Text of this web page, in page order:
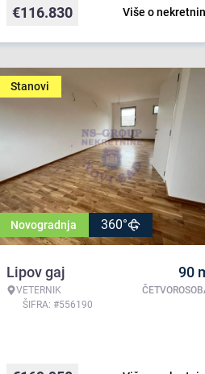
Više o
€116.830
Stanovi
Novogradnja 360°
Lipov gaj
VETERNIK
ŠIFRA: #556190
90